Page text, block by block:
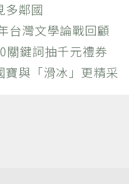
多鄰國
台灣文學論戰回顧
鍵詞抽千元禮券
與「滑冰」更精采